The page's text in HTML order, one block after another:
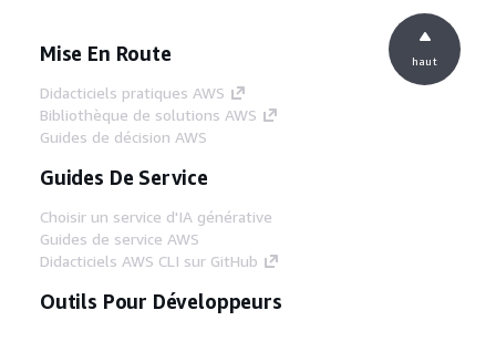
Mise En Route
Didacticiels pratiques AWS
Bibliothèque de solutions AWS
Guides de décision AWS
Guides De Service
Choisir un service d'IA générative
Guides de service AWS
Didacticiels AWS CLI sur GitHub
Outils Pour Développeurs
haut